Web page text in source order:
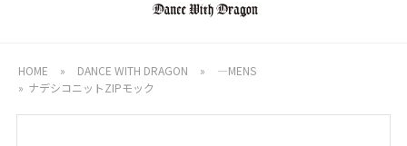
HOME » DANCE WITH DRAGON »
―MENS
» ナデシコニットZIPモック